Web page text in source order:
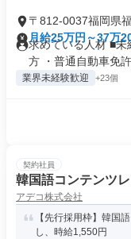
〒812-0037福岡県
月給25万円～37万
求めている人材 ■
方 ・普通自動車免許
業界未経験歓迎 +23個
契約社員
韓国語コンテンツ
アデコ株式会社
【先行採用枠】韓国
し、時給1,550円